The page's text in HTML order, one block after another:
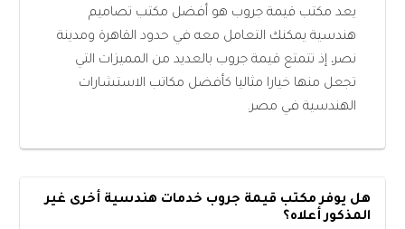
يعد مكتب قيمة جروب هو أفضل مكتب تصاميم
هندسية يمكنك التعامل معه في حدود القاهرة ومدينة
نصر، إذ تتمتع قيمة جروب بالعديد من المميزات التي
تجعل منها خيارا مثاليا كأفضل مكاتب الاستشارات
الهندسية في مصر.
هل يوفر مكتب قيمة جروب خدمات هندسية أخرى غير
المذكور أعلاه؟